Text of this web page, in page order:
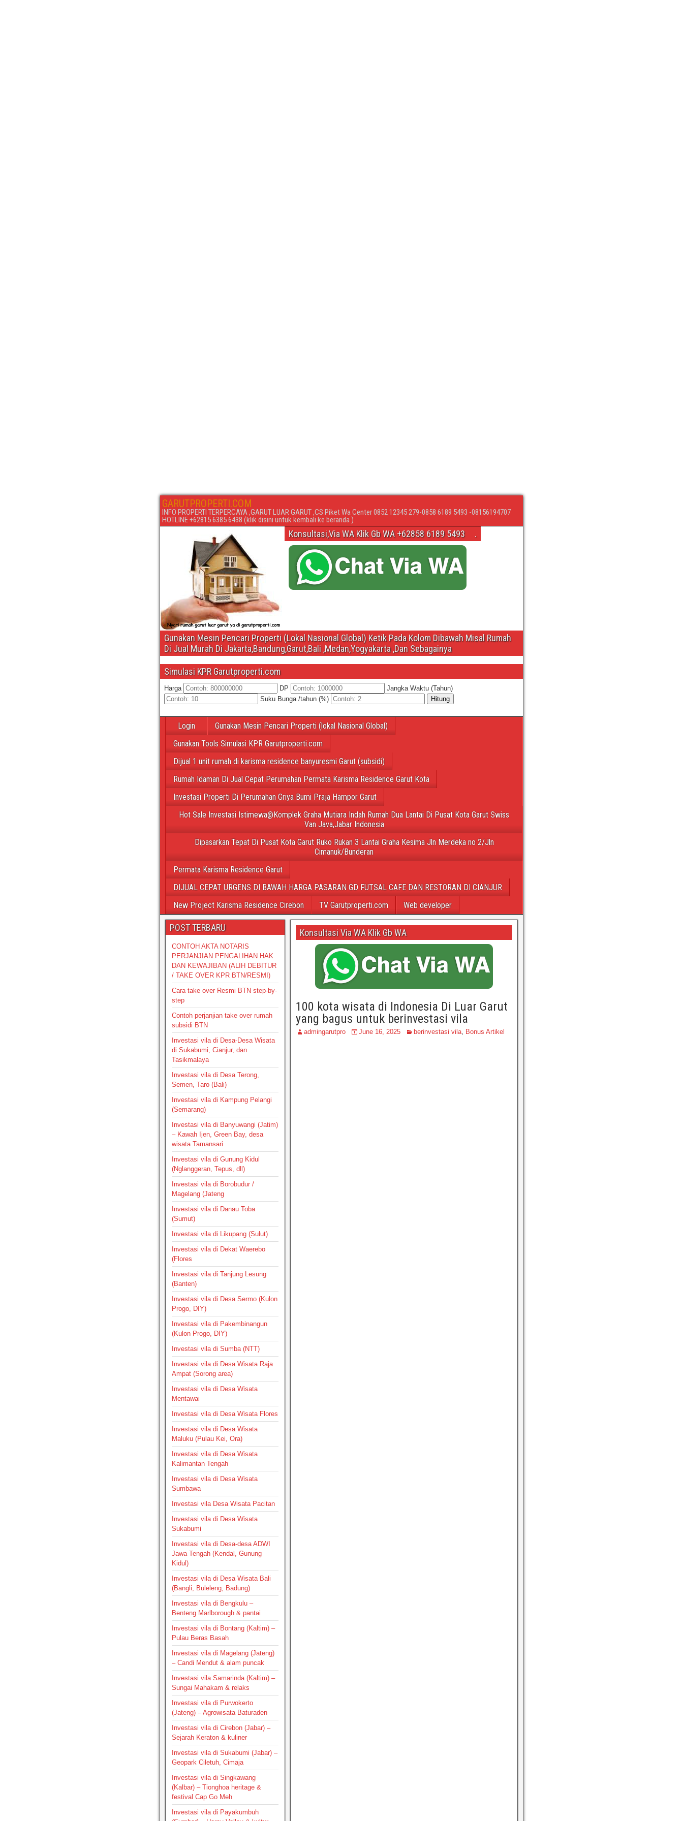
GARUTPROPERTI.COM
INFO PROPERTI TERPERCAYA ,GARUT LUAR GARUT ,CS Piket Wa Center 0852 12345 279-0858 6189 5493 -08156194707
HOTLINE +62815 6385 6438 (klik disini untuk kembali ke beranda )
Konsultasi,Via WA Klik Gb WA +62858 6189 5493 .
Gunakan Mesin Pencari Properti (Lokal Nasional Global) Ketik Pada Kolom Dibawah Misal Rumah
Di Jual Murah Di Jakarta,Bandung,Garut,Bali ,Medan,Yogyakarta ,Dan Sebagainya
Simulasi KPR Garutproperti.com
Harga DP
Jangka Waktu (Tahun)
Suku Bunga /tahun (%)
Hitung
Login
Gunakan Mesin Pencari Properti (lokal Nasional Global)
Gunakan Tools Simulasi KPR Garutproperti.com
Dijual 1 unit rumah di karisma residence banyuresmi Garut (subsidi)
Rumah Idaman Di Jual Cepat Perumahan Permata Karisma Residence Garut Kota
Investasi Properti Di Perumahan Griya Bumi Praja Hampor Garut
Hot Sale Investasi Istimewa@Komplek Graha Mutiara Indah Rumah Dua Lantai Di Pusat Kota Garut Swiss
Van Java,Jabar Indonesia
Dipasarkan Tepat Di Pusat Kota Garut Ruko Rukan 3 Lantai Graha Kesima Jln Merdeka no 2/Jln
Cimanuk/Bunderan
Permata Karisma Residence Garut
DIJUAL CEPAT URGENS DI BAWAH HARGA PASARAN GD FUTSAL CAFE DAN RESTORAN DI CIANJUR
New Project Karisma Residence Cirebon
TV Garutproperti.com Web developer
Konsultasi Via WA Klik Gb WA
100 kota wisata di Indonesia Di Luar Garut
yang bagus untuk berinvestasi vila
admingarutpro June 16, 2025 berinvestasi vila, Bonus Artikel
POST TERBARU
CONTOH AKTA NOTARIS
PERJANJIAN PENGALIHAN HAK
DAN KEWAJIBAN (ALIH DEBITUR
/ TAKE OVER KPR BTN/RESMI)
Cara take over Resmi BTN step-by-
step
Contoh perjanjian take over rumah
subsidi BTN
Investasi vila di Desa-Desa Wisata
di Sukabumi, Cianjur, dan
Tasikmalaya
Investasi vila di Desa Terong,
Semen, Taro (Bali)
Investasi vila di Kampung Pelangi
(Semarang)
Investasi vila di Banyuwangi (Jatim)
– Kawah Ijen, Green Bay, desa
wisata Tamansari
Investasi vila di Gunung Kidul
(Nglanggeran, Tepus, dll)
Investasi vila di Borobudur /
Magelang (Jateng
Investasi vila di Danau Toba
(Sumut)
Investasi vila di Likupang (Sulut)
Investasi vila di Dekat Waerebo
(Flores
Investasi vila di Tanjung Lesung
(Banten)
Investasi vila di Desa Sermo (Kulon
Progo, DIY)
Investasi vila di Pakembinangun
(Kulon Progo, DIY)
Investasi vila di Sumba (NTT)
Investasi vila di Desa Wisata Raja
Ampat (Sorong area)
Investasi vila di Desa Wisata
Mentawai
Investasi vila di Desa Wisata Flores
Investasi vila di Desa Wisata
Maluku (Pulau Kei, Ora)
Investasi vila di Desa Wisata
Kalimantan Tengah
Investasi vila di Desa Wisata
Sumbawa
Investasi vila Desa Wisata Pacitan
Investasi vila di Desa Wisata
Sukabumi
Investasi vila di Desa-desa ADWI
Jawa Tengah (Kendal, Gunung
Kidul)
Investasi vila di Desa Wisata Bali
(Bangli, Buleleng, Badung)
Investasi vila di Bengkulu –
Benteng Marlborough & pantai
Investasi vila di Bontang (Kaltim) –
Pulau Beras Basah
Investasi vila di Magelang (Jateng)
– Candi Mendut & alam puncak
Investasi vila Samarinda (Kaltim) –
Sungai Mahakam & relaks
Investasi vila di Purwokerto
(Jateng) – Agrowisata Baturaden
Investasi vila di Cirebon (Jabar) –
Sejarah Keraton & kuliner
Investasi vila di Sukabumi (Jabar) –
Geopark Ciletuh, Cimaja
Investasi vila di Singkawang
(Kalbar) – Tionghoa heritage &
festival Cap Go Meh
Investasi vila di Payakumbuh